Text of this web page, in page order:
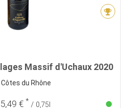
Massif d'Uchaux 2020
Côtes du Rhône
€ * / 0,75l